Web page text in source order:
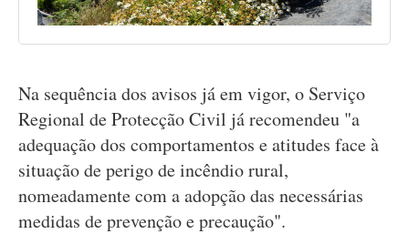
Na sequência dos avisos já em vigor, o Serviço
Regional de Protecção Civil já recomendeu "a
adequação dos comportamentos e atitudes face à
situação de perigo de incêndio rural,
nomeadamente com a adopção das necessárias
medidas de prevenção e precaução".